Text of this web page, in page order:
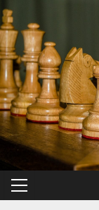
Skip
to
content
Primary